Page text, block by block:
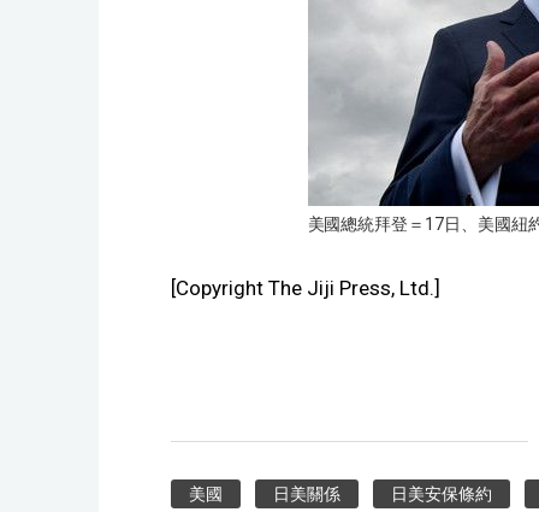
美國總統拜登＝17日、美國紐
[Copyright The Jiji Press, Ltd.]
美國 日美關係 日美安保條約